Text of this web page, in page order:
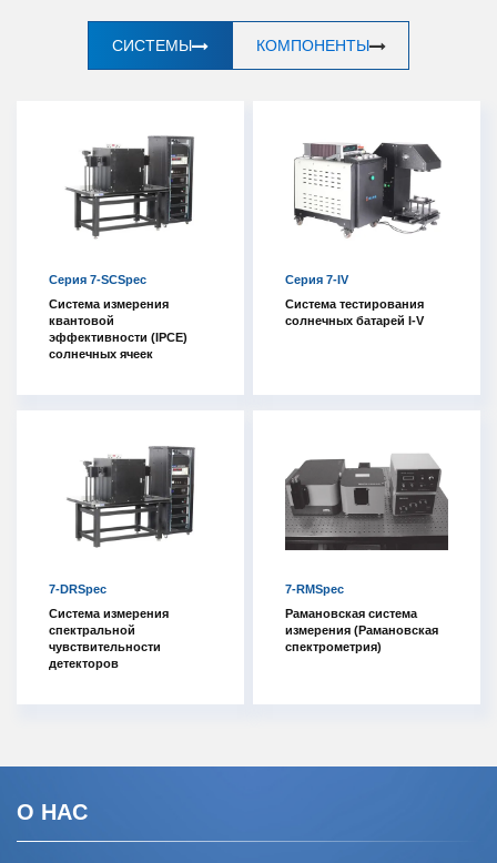
СИСТЕМЫ КОМПОНЕНТЫ
Серия 7-SCSpec
Система измерения
квантовой
эффективности (IPCE)
солнечных ячеек
Серия 7-IV
Система тестирования
солнечных батарей I-V
7-DRSpec
Система измерения
спектральной
чувствительности
детекторов
7-RMSpec
Рамановская система
измерения (Рамановская
спектрометрия)
О НАС